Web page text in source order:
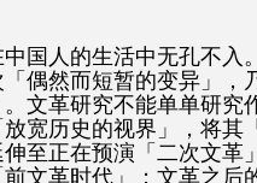
国人的生活中无孔不入
偶然而短暂的变异」，
文革研究不能单单研究
宽历史的视界」，将其
至正在预演「二次文革
文革时代」；文革之后